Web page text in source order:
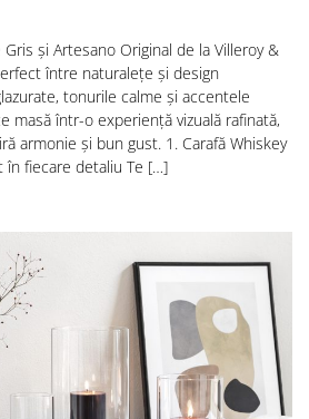
Gris și Artesano Original de la Villeroy &
între naturalețe și design
tonurile calme și accentele
masă într-o experiență vizuală rafinată,
armonie și bun gust. 1. Carafă Whiskey
în fiecare detaliu Te […]